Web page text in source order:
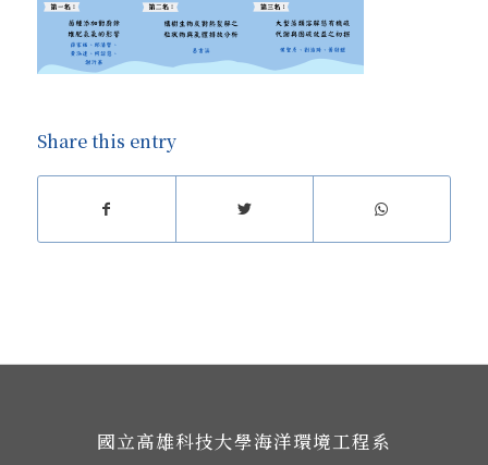
Share this entry
國立高雄科技大學海洋環境工程系